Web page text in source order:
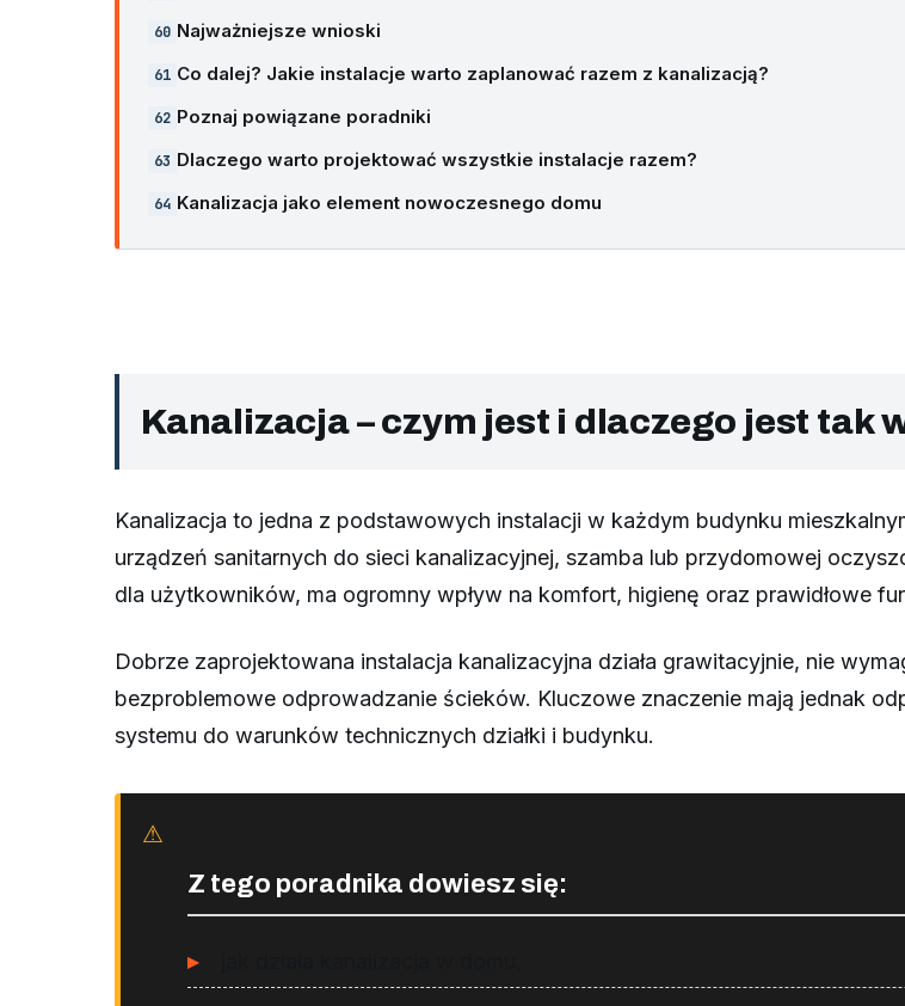
Najważniejsze wnioski
Co dalej? Jakie instalacje warto zaplanować razem z kanalizacją?
Poznaj powiązane poradniki
Dlaczego warto projektować wszystkie instalacje razem?
Kanalizacja jako element nowoczesnego domu
Kanalizacja – czym jest i dlaczego jest tak
Kanalizacja to jedna z podstawowych instalacji w każdym budynku
urządzeń sanitarnych do sieci kanalizacyjnej, szamba lub przydomowej
dla użytkowników, ma ogromny wpływ na komfort, higienę oraz prawidłowe
Dobrze zaprojektowana instalacja kanalizacyjna działa grawitacyjnie, nie
bezproblemowe odprowadzanie ścieków. Kluczowe znaczenie mają jednak
systemu do warunków technicznych działki i budynku.
Z tego poradnika dowiesz się: